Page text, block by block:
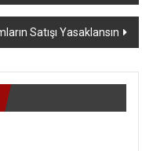
Satışı Yasaklansın